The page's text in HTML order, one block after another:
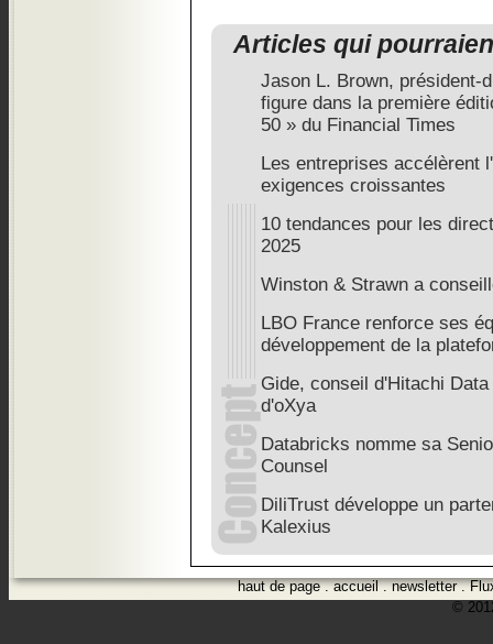
Articles qui
Jason L. Brown, président-
figure dans la première
50 » du Financial Times
Les entreprises accélèrent
exigences croissantes
10 tendances pour les
2025
Winston & Strawn a
LBO France renforce ses
développement de la
Gide, conseil d'Hitachi
d'oXya
Databricks nomme sa
Counsel
DiliTrust développe un
Kalexius
haut de page.accueil.newsletter.
©